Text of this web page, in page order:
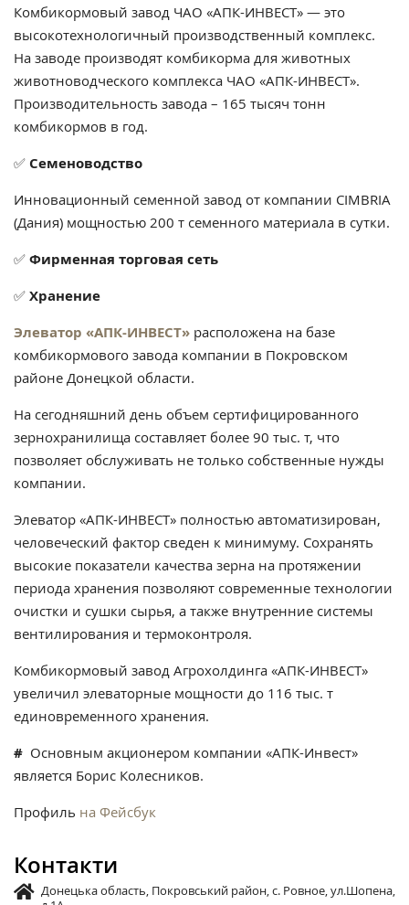
Комбикормовый завод ЧАО «АПК-ИНВЕСТ» — это
высокотехнологичный производственный комплекс.
На заводе производят комбикорма для животных
животноводческого комплекса ЧАО «АПК-ИНВЕСТ».
Производительность завода – 165 тысяч тонн
комбикормов в год.
✅ Семеноводство
Инновационный семенной завод от компании CIMBRIA
(Дания) мощностью 200 т семенного материала в сутки.
✅ Фирменная торговая сеть
✅ Хранение
Элеватор «АПК-ИНВЕСТ» расположена на базе
комбикормового завода компании в Покровском
районе Донецкой области.
На сегодняшний день объем сертифицированного
зернохранилища составляет более 90 тыс. т, что
позволяет обслуживать не только собственные нужды
компании.
Элеватор «АПК-ИНВЕСТ» полностью автоматизирован,
человеческий фактор сведен к минимуму. Сохранять
высокие показатели качества зерна на протяжении
периода хранения позволяют современные технологии
очистки и сушки сырья, а также внутренние системы
вентилирования и термоконтроля.
Комбикормовый завод Агрохолдинга «АПК-ИНВЕСТ»
увеличил элеваторные мощности до 116 тыс. т
единовременного хранения.
# Основным акционером компании «АПК-Инвест»
является Борис Колесников.
Профиль на Фейсбук
Контакти
Донецька область, Покровський район, с. Ровное, ул.Шопена,